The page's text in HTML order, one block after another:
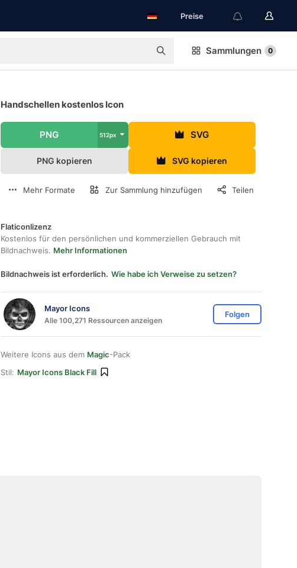
Preise
Sammlungen 0
Handschellen kostenlos Icon
PNG 512px SVG
PNG kopieren SVG kopieren
Mehr Formate Zur Sammlung hinzufügen Teilen
Flaticonlizenz
Kostenlos für den persönlichen und kommerziellen Gebrauch mit
Bildnachweis. Mehr Informationen
Bildnachweis ist erforderlich. Wie habe ich Verweise zu setzen?
Mayor Icons
Alle 100,271 Ressourcen anzeigen
Folgen
Weitere Icons aus dem Magic-Pack
Stil: Mayor Icons Black Fill